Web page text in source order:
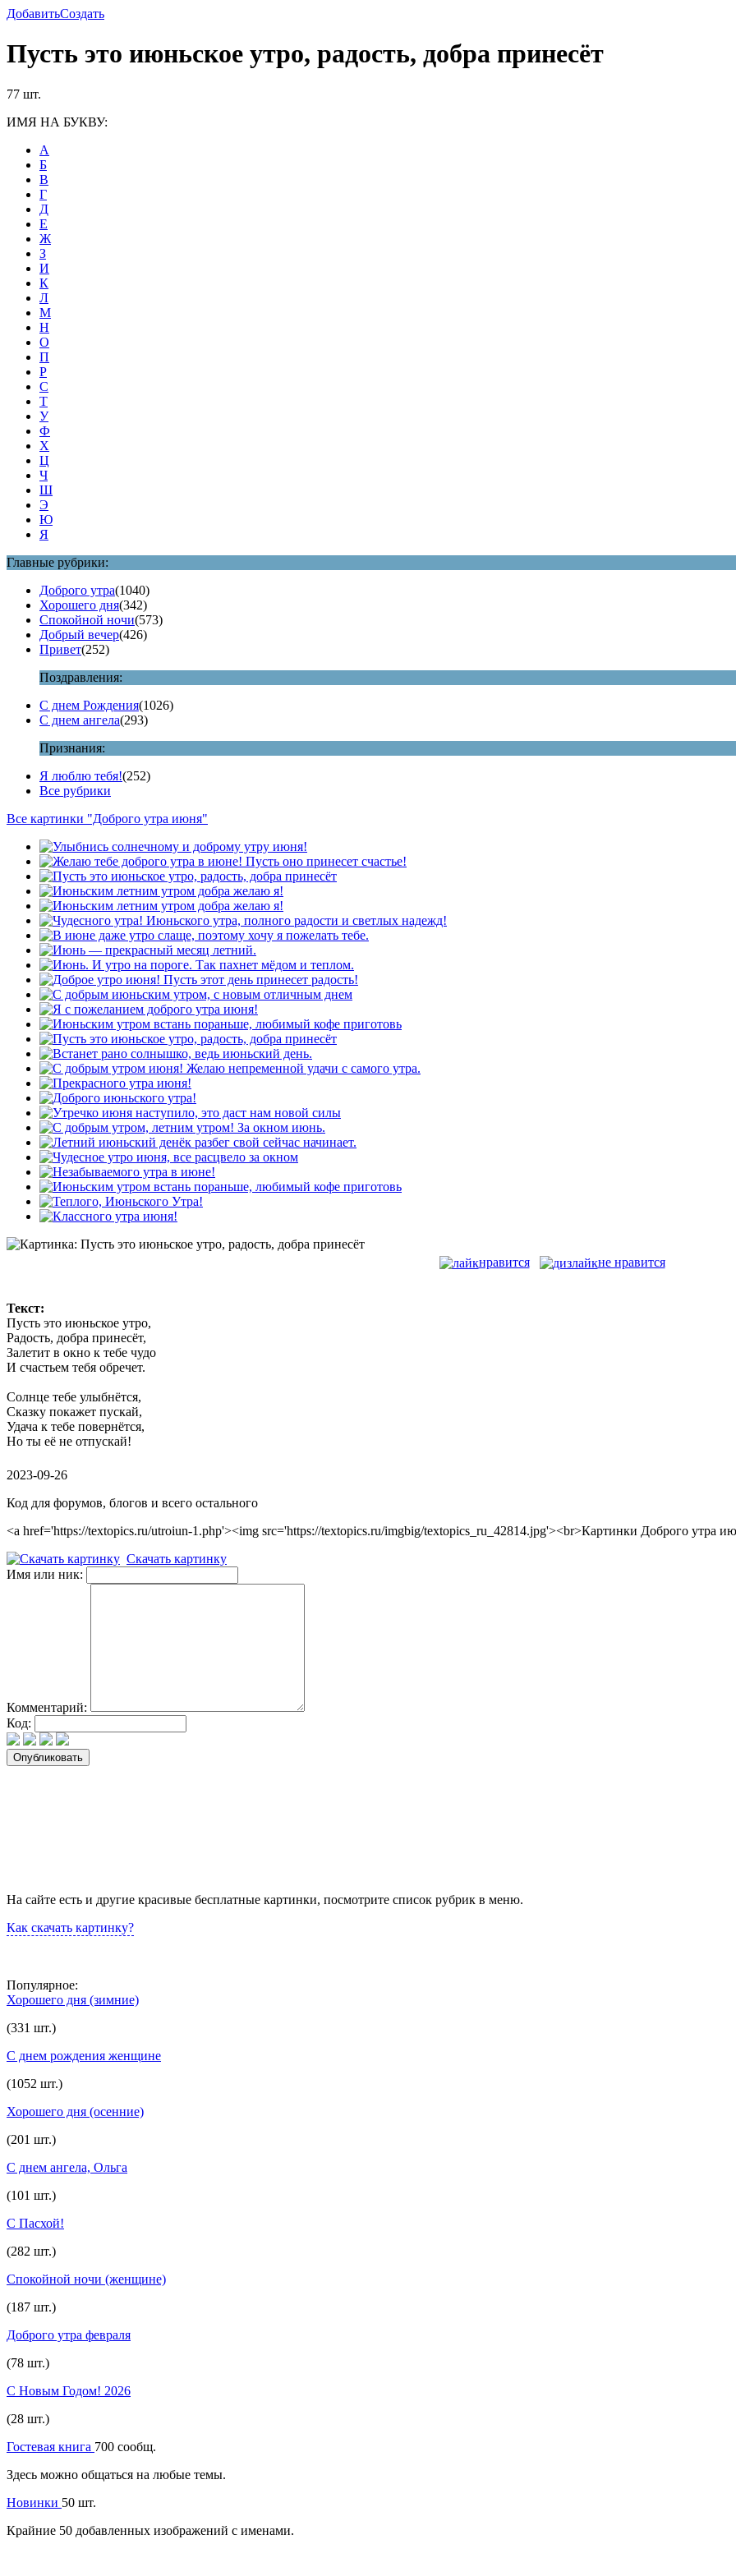
ДобавитьСоздать
Пусть это июньское утро, радость, добра принесёт
77 шт.
ИМЯ НА БУКВУ:
А
Б
В
Г
Д
Е
Ж
З
И
К
Л
М
Н
О
П
Р
С
Т
У
Ф
Х
Ц
Ч
Ш
Э
Ю
Я
Главные рубрики:
Доброго утра(1040)
Хорошего дня(342)
Спокойной ночи(573)
Добрый вечер(426)
Привет(252)
Поздравления:
С днем Рождения(1026)
С днем ангела(293)
Признания:
Я люблю тебя!(252)
Все рубрики
Все картинки "Доброго утра июня"
нравится не нравится
Текст:
Пусть это июньское утро,
Радость, добра принесёт,
Залетит в окно к тебе чудо
И счастьем тебя обречет.
Солнце тебе улыбнётся,
Сказку покажет пускай,
Удача к тебе повернётся,
Но ты её не отпускай!
2023-09-26
Код для форумов, блогов и всего остального
<a href='https://textopics.ru/utroiun-1.php'><img src='https://textopics.ru/imgbig/textopics_ru_42814.jpg'><br>Картинки Доброго утра
Скачать картинку
Имя или ник:
Комментарий:
Код:
На сайте есть и другие красивые бесплатные картинки, посмотрите список рубрик в меню.
Как скачать картинку?
Популярное:
Хорошего дня (зимние)
(331 шт.)
С днем рождения женщине
(1052 шт.)
Хорошего дня (осенние)
(201 шт.)
С днем ангела, Ольга
(101 шт.)
С Пасхой!
(282 шт.)
Спокойной ночи (женщине)
(187 шт.)
Доброго утра февраля
(78 шт.)
С Новым Годом! 2026
(28 шт.)
Гостевая книга 700 сообщ.
Здесь можно общаться на любые темы.
Новинки 50 шт.
Крайние 50 добавленных изображений с именами.